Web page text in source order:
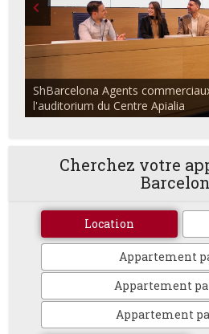
ShBarcelona Agents
l'auditorium du Centre Apialia
L'auditorium du Centre Apialia
Cherchez votre
Location
Appartement
Appartement
Appartement